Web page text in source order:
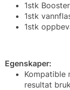
1stk
1stk
1stk
Egenskaper:
Kompatible
resultat